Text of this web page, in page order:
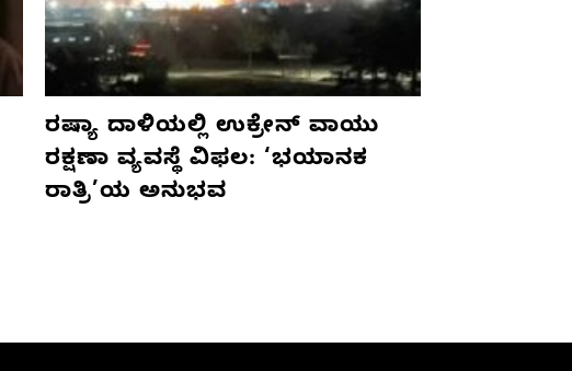
ರಷ್ಯಾ ದಾಳಿಯಲ್ಲಿ ಉಕ್ರೇನ್ ವಾಯು
ರಕ್ಷಣಾ ವ್ಯವಸ್ಥೆ ವಿಫಲ: ‘ಭಯಾನಕ
ರಾತ್ರಿ’ಯ ಅನುಭವ